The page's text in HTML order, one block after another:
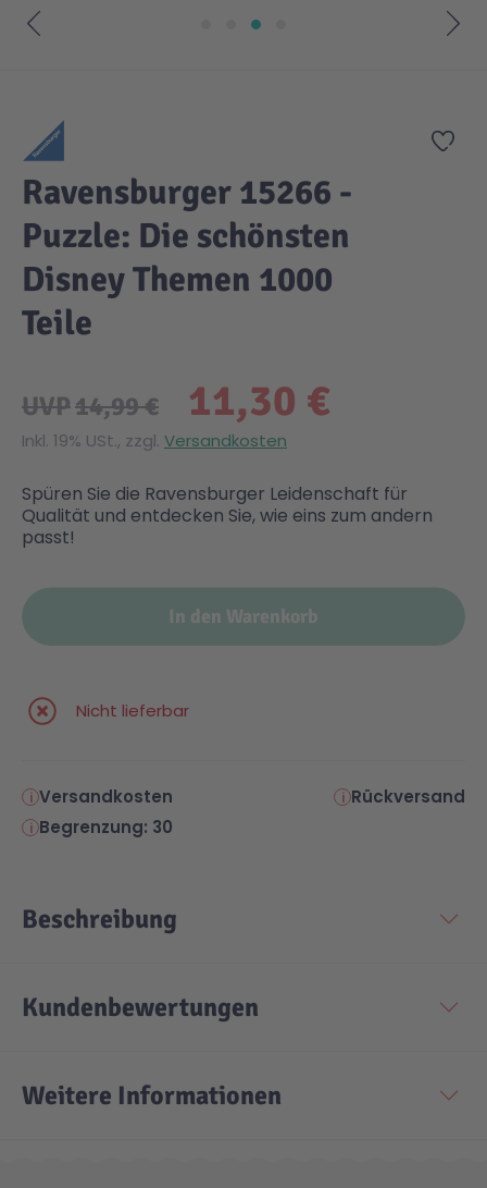
Zur
Ravensburger 15266 -
Puzzle: Die schönsten
Disney Themen 1000
Teile
11,30 €
UVP14,99 €
Inkl. 19% USt., zzgl. Versandkosten
Spüren Sie die Ravensburger Leidenschaft für
Qualität und entdecken Sie, wie eins zum andern
passt!
In den Warenkorb
Nicht lieferbar
Versandkosten
Rückversand
Begrenzung: 30
Beschreibung
Kundenbewertungen
Weitere Informationen